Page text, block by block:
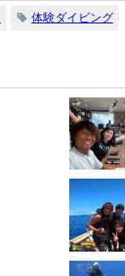
体験ダイビング